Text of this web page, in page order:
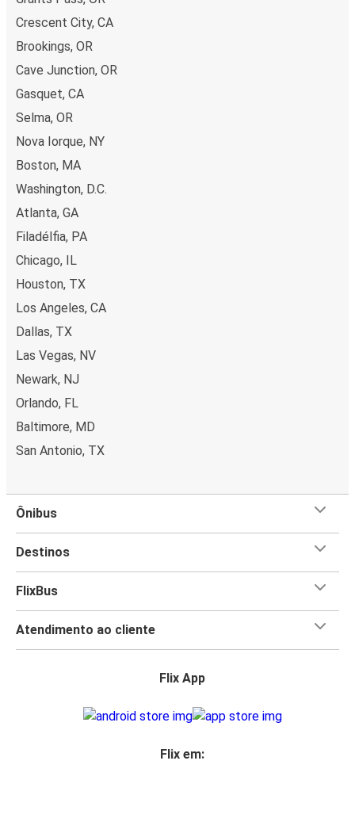
Crescent City, CA
Brookings, OR
Cave Junction, OR
Gasquet, CA
Selma, OR
Nova Iorque, NY
Boston, MA
Washington, D.C.
Atlanta, GA
Filadélfia, PA
Chicago, IL
Houston, TX
Los Angeles, CA
Dallas, TX
Las Vegas, NV
Newark, NJ
Orlando, FL
Baltimore, MD
San Antonio, TX
Ônibus
Destinos
FlixBus
Atendimento ao cliente
Flix App
Flix em: